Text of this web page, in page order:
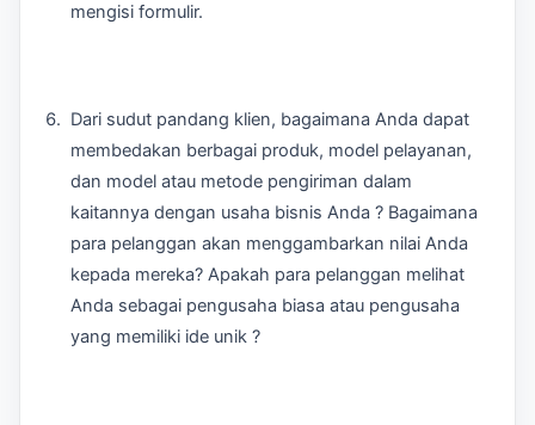
mengisi formulir.
Dari sudut pandang klien, bagaimana Anda dapat
membedakan berbagai produk, model pelayanan,
dan model atau metode pengiriman dalam
kaitannya dengan usaha bisnis Anda ? Bagaimana
para pelanggan akan menggambarkan nilai Anda
kepada mereka? Apakah para pelanggan melihat
Anda sebagai pengusaha biasa atau pengusaha
yang memiliki ide unik ?